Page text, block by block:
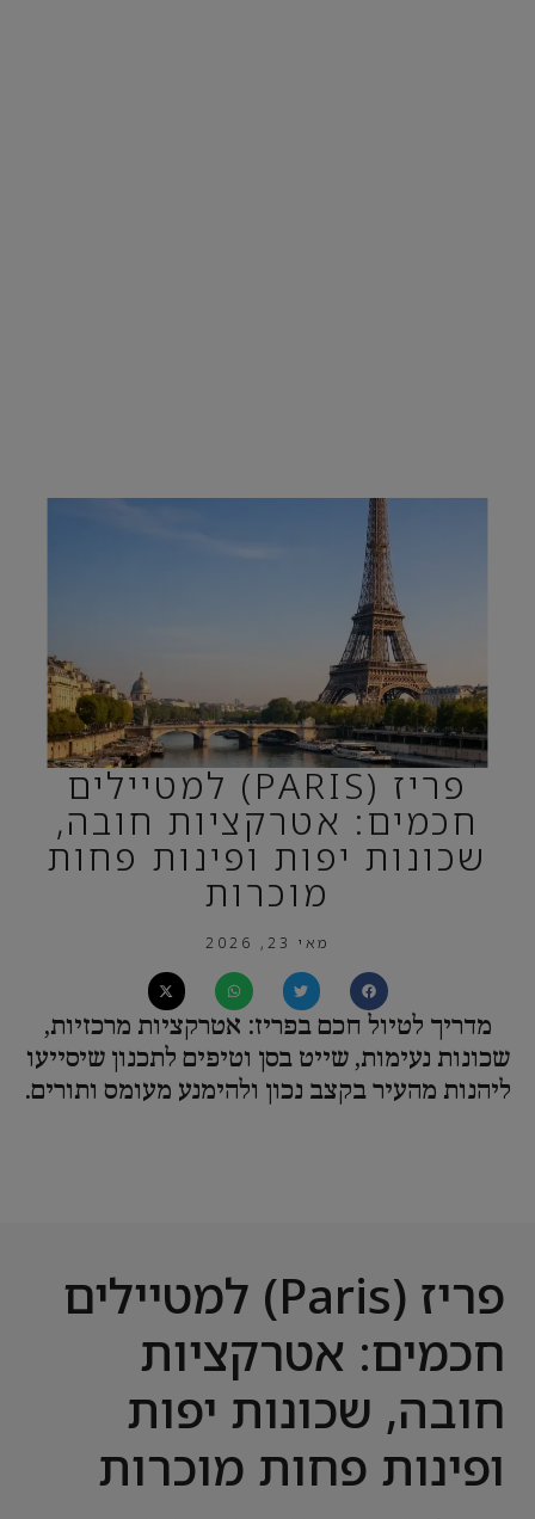
פריז (PARIS) למטיילים
חכמים: אטרקציות חובה,
שכונות יפות ופינות פחות
מוכרות
מאי 23, 2026
מדריך לטיול חכם בפריז: אטרקציות מרכזיות,
שכונות נעימות, שייט בסן וטיפים לתכנון שיסייעו
ליהנות מהעיר בקצב נכון ולהימנע מעומס ותורים.
פריז (Paris) למטיילים
חכמים: אטרקציות
חובה, שכונות יפות
ופינות פחות מוכרות